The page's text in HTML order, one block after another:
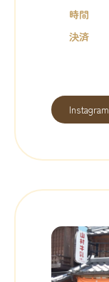
時間
決済
Instagram